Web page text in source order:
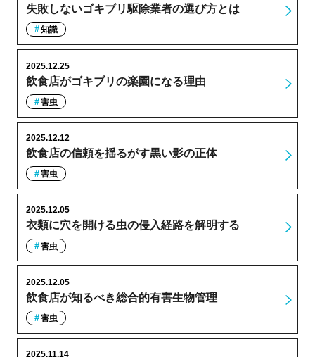
失敗しないゴキブリ駆除業者の選び方とは
知識
飲食店がゴキブリの楽園になる理由
2025.12.25
害虫
飲食店の信頼を揺るがす黒い影の正体
2025.12.12
害虫
衣類に穴を開ける虫の侵入経路を解明する
2025.12.05
害虫
飲食店が知るべき総合的有害生物管理
2025.12.05
害虫
2025.11.14